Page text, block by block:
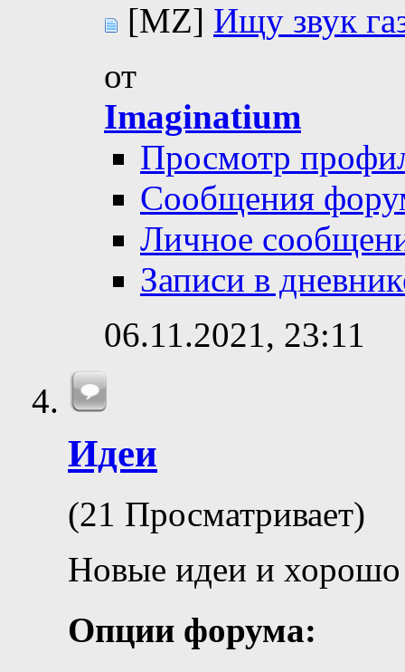
[MZ] Ищу звук
от
Imaginatium
Просмотр
Сообщения
Личное
Записи в
06.11.2021, 23:11
Идеи
(21 Просматривает)
Новые идеи и хорошо
Опции форума: